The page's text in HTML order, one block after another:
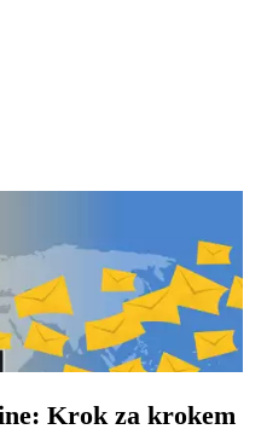
Krok za krokem